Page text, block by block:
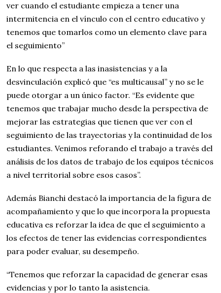
ver cuando el estudiante empieza a tener una
intermitencia en el vínculo con el centro educativo y
tenemos que tomarlos como un elemento clave para
el seguimiento”
En lo que respecta a las inasistencias y a la
desvinculación explicó que “es multicausal” y no se le
puede otorgar a un único factor. “Es evidente que
tenemos que trabajar mucho desde la perspectiva de
mejorar las estrategias que tienen que ver con el
seguimiento de las trayectorias y la continuidad de los
estudiantes. Venimos reforando el trabajo a través del
análisis de los datos de trabajo de los equipos técnicos
a nivel territorial sobre esos casos”.
Además Bianchi destacó la importancia de la figura de
acompañamiento y que lo que incorpora la propuesta
educativa es reforzar la idea de que el seguimiento a
los efectos de tener las evidencias correspondientes
para poder evaluar, su desempeño.
“Tenemos que reforzar la capacidad de generar esas
evidencias y por lo tanto la asistencia.